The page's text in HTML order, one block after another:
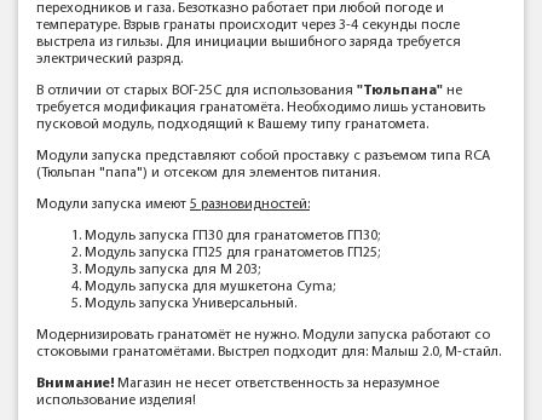
переходников и газа. Безотказно работает при любой погоде и
температуре. Взрыв гранаты происходит через 3-4 секунды после
выстрела из гильзы. Для инициации вышибного заряда требуется
электрический разряд.
В отличии от старых ВОГ-25С для использования "Тюльпана" не
требуется модификация гранатомёта. Необходимо лишь установить
пусковой модуль, подходящий к Вашему типу гранатомета.
Модули запуска представляют собой проставку с разъемом типа RCA
(Тюльпан "папа") и отсеком для элементов питания.
Модули запуска имеют 5 разновидностей:
Модуль запуска ГП30 для гранатометов ГП30;
Модуль запуска ГП25 для гранатометов ГП25;
Модуль запуска для М 203;
Модуль запуска для мушкетона Cyma;
Модуль запуска Универсальный.
Модернизировать гранатомёт не нужно. Модули запуска работают со
стоковыми гранатомётами. Выстрел подходит для: Малыш 2.0, М-стайл.
Внимание! Магазин не несет ответственность за неразумное
использование изделия!